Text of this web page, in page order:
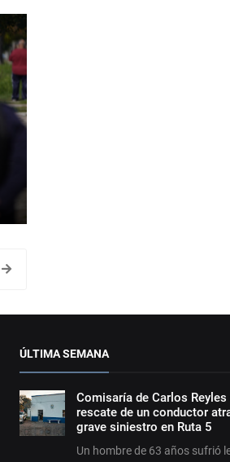
ÚLTIMA SEMANA
Comisaría de Carlos Reyles
rescate de un conductor
grave siniestro en Ruta 5
Un hombre de 63 años sufrió